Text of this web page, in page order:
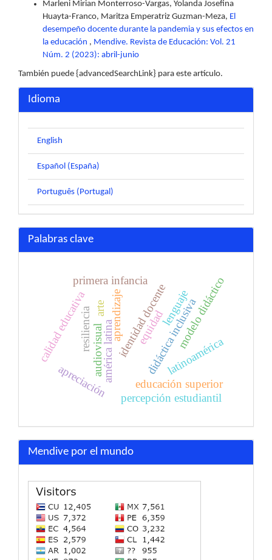
Marleni Mirian Monterroso-Vargas, Yolanda Josefina
Huayta-Franco, Maritza Emperatriz Guzman-Meza, El
desempeño docente durante la pandemia y sus efectos en
la educación , Mendive. Revista de Educación: Vol. 21
Núm. 2 (2023): abril-junio
También puede {advancedSearchLink} para este artículo.
Idioma
English
Español (España)
Português (Portugal)
Palabras clave
didáctica inclusiva
educación superior
américa latina equidad
resiliencia
calidad educativa identidad docentelatinoamérica
lenguaje
primera infancia
arte
apreciación
audiovisual modelo didáctico
percepción estudiantil
aprendizaje
Mendive por el mundo